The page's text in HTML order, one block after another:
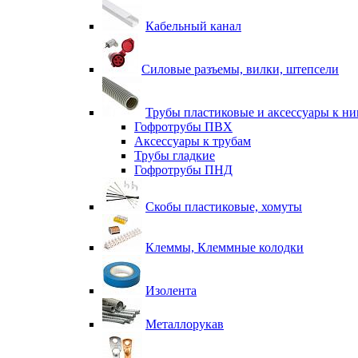
Кабельный канал
Силовые разъемы, вилки, штепсели
Трубы пластиковые и аксессуары к
Гофротрубы ПВХ
Аксессуары к трубам
Трубы гладкие
Гофротрубы ПНД
Скобы пластиковые, хомуты
Клеммы, Клеммные колодки
Изолента
Металлорукав